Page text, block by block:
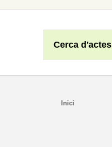
Cerca d'actes
Inici